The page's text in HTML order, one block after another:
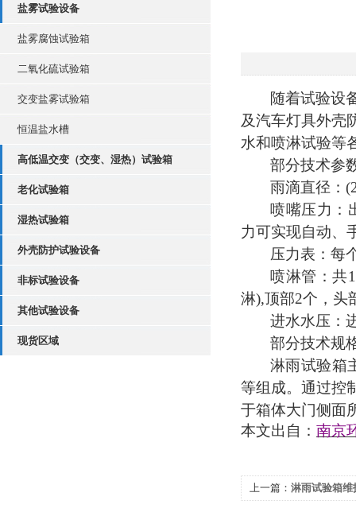
盐雾试验设备
盐雾腐蚀试验箱
二氧化硫试验箱
交变盐雾试验箱
恒温盐水槽
高低温交变（交变、湿热）试验箱
老化试验箱
湿热试验箱
外壳防护试验设备
非标试验设备
其他试验设备
现货区域
随着试验设
及汽车灯具外壳
水和喷淋试验等
部分技术参
雨滴直径 ：
喷嘴压力 ：
力可实现自动、
压力表 ： 每
喷淋管 ：共
淋),顶部2个，头
进水水压 ：
部分技术规
淋雨试验箱
等组成。通过控
于箱体大门侧面
本文出自： 南京
上一篇： 淋雨试验箱维